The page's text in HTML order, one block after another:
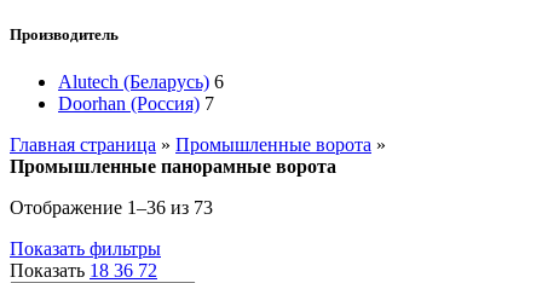
Производитель
Alutech (Беларусь) 6
Doorhan (Россия) 7
Главная страница » Промышленные ворота »
Промышленные панорамные ворота
Отображение 1–36 из 73
Показать фильтры
Показать 18 36 72